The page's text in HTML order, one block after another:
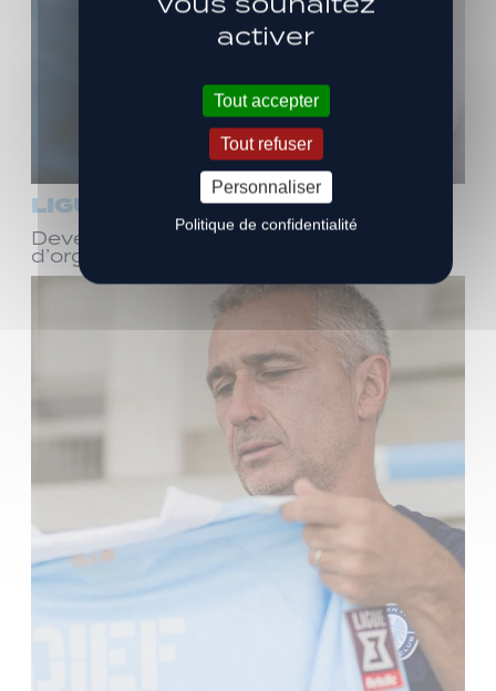
LIGUE 3
Devenez bénévole ! Réunion
d’organisation le samedi 8 août
activer
Tout accepter
Tout refuser
Personnaliser
Politique de confidentialité